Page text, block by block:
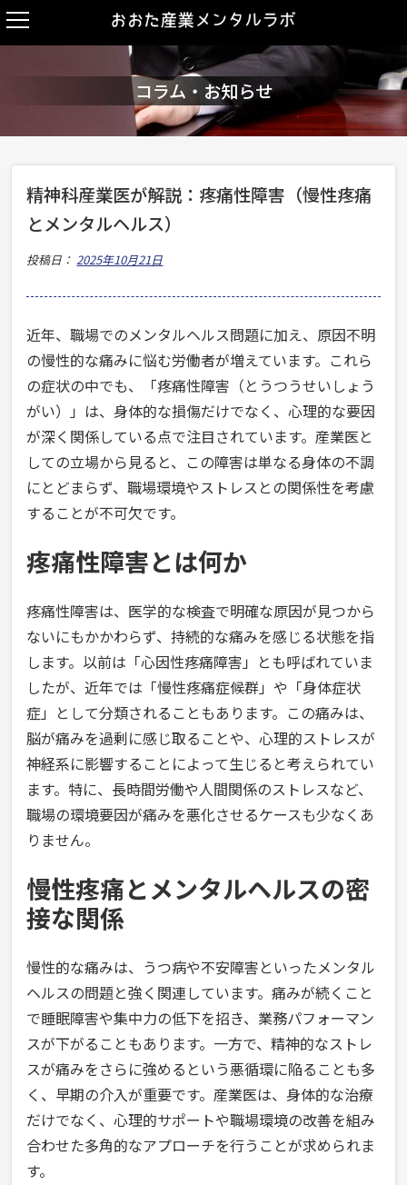
コラム・お知らせ
精神科産業医が解説：疼痛性障害（慢性疼痛
とメンタルヘルス）
投稿日：2025年10月21日
近年、職場でのメンタルヘルス問題に加え、原因不明
の慢性的な痛みに悩む労働者が増えています。これら
の症状の中でも、「疼痛性障害（とうつうせいしょう
がい）」は、身体的な損傷だけでなく、心理的な要因
が深く関係している点で注目されています。産業医と
しての立場から見ると、この障害は単なる身体の不調
にとどまらず、職場環境やストレスとの関係性を考慮
することが不可欠です。
疼痛性障害とは何か
疼痛性障害は、医学的な検査で明確な原因が見つから
ないにもかかわらず、持続的な痛みを感じる状態を指
します。以前は「心因性疼痛障害」とも呼ばれていま
したが、近年では「慢性疼痛症候群」や「身体症状
症」として分類されることもあります。この痛みは、
脳が痛みを過剰に感じ取ることや、心理的ストレスが
神経系に影響することによって生じると考えられてい
ます。特に、長時間労働や人間関係のストレスなど、
職場の環境要因が痛みを悪化させるケースも少なくあ
りません。
慢性疼痛とメンタルヘルスの密
接な関係
慢性的な痛みは、うつ病や不安障害といったメンタル
ヘルスの問題と強く関連しています。痛みが続くこと
で睡眠障害や集中力の低下を招き、業務パフォーマン
スが下がることもあります。一方で、精神的なストレ
スが痛みをさらに強めるという悪循環に陥ることも多
く、早期の介入が重要です。産業医は、身体的な治療
だけでなく、心理的サポートや職場環境の改善を組み
合わせた多角的なアプローチを行うことが求められま
す。